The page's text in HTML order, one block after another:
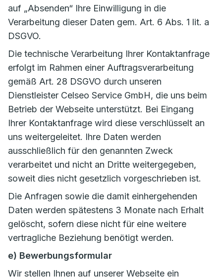
auf „Absenden“ Ihre Einwilligung in die
Verarbeitung dieser Daten gem. Art. 6 Abs. 1 lit. a
DSGVO.
Die technische Verarbeitung Ihrer Kontaktanfrage
erfolgt im Rahmen einer Auftragsverarbeitung
gemäß Art. 28 DSGVO durch unseren
Dienstleister Celseo Service GmbH, die uns beim
Betrieb der Webseite unterstützt. Bei Eingang
Ihrer Kontaktanfrage wird diese verschlüsselt an
uns weitergeleitet. Ihre Daten werden
ausschließlich für den genannten Zweck
verarbeitet und nicht an Dritte weitergegeben,
soweit dies nicht gesetzlich vorgeschrieben ist.
Die Anfragen sowie die damit einhergehenden
Daten werden spätestens 3 Monate nach Erhalt
gelöscht, sofern diese nicht für eine weitere
vertragliche Beziehung benötigt werden.
e) Bewerbungsformular
Wir stellen Ihnen auf unserer Webseite ein